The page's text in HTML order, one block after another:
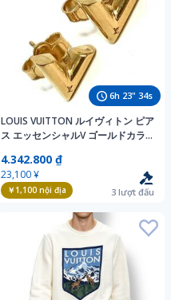
6h 23" 33s
LOUIS VUITTON ルイヴィトン ピア
ス エッセンシャルV ゴールドカラ
4.342.800 ₫
23,100 ¥
￥1,100nội địa 3 lượt đấu